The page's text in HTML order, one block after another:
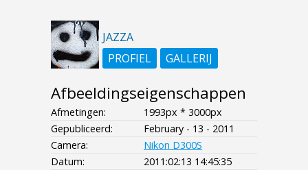
JAZZA
PROFIEL
GALLERIJ
Afbeeldingseigenschappen
Afmetingen:
1993px * 3000px
Gepubliceerd:
February - 13 - 2011
Camera:
Nikon D300S
Datum:
2011:02:13 14:45:35